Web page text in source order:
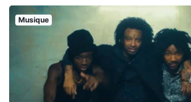
Musique